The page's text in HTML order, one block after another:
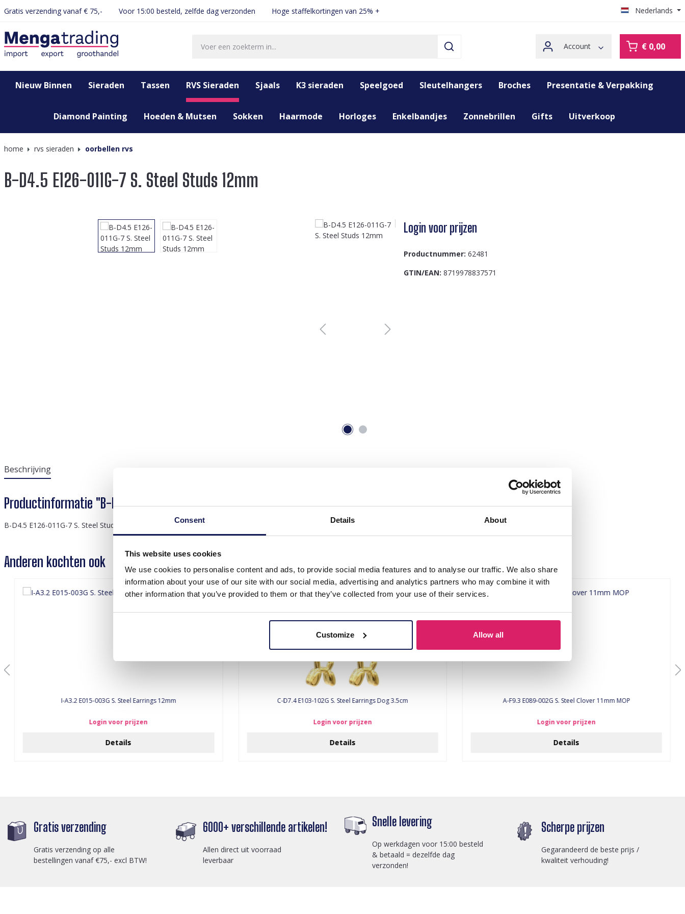
Consent Details About
This website uses cookies
We use cookies to personalise content and ads, to provide social media features and to analyse our traffic. We also share
information about your use of our site with our social media, advertising and analytics partners who may combine it with
other information that you’ve provided to them or that they’ve collected from your use of their services.
Customize Allow all
Ga naar de hoofdnavigatie
Gratis verzending vanaf € 75,- Voor 15:00 besteld, zelfde dag verzonden Hoge staffelkortingen van 25% + Nederlands
Account € 0,00
Nieuw Binnen Sieraden Tassen RVS Sieraden Sjaals K3 sieraden Speelgoed Sleutelhangers Broches Presentatie & Verpakking
Diamond Painting Hoeden & Mutsen Sokken Haarmode Horloges Enkelbandjes Zonnebrillen Gifts Uitverkoop
home rvs sieraden oorbellen rvs
B-D4.5 E126-011G-7 S. Steel Studs 12mm
Login voor prijzen
Productnummer: 62481
GTIN/EAN: 8719978837571
Beschrijving
Productinformatie "B-D4.5 E126-011G-7 S. Steel Studs 12mm"
B-D4.5 E126-011G-7 S. Steel Studs 12mm
Anderen kochten ook
I-A3.2 E015-003G S. Steel Earrings 12mm
Login voor prijzen
Details
C-D7.4 E103-102G S. Steel Earrings Dog 3.5cm
Login voor prijzen
Details
A-F9.3 E089-002G S. Steel Clover 11mm MOP
Login voor prijzen
Details
Gratis verzending
Gratis verzending op alle
bestellingen vanaf €75,- excl BTW!
6000+ verschillende artikelen!
Allen direct uit voorraad
leverbaar
Snelle levering
Op werkdagen voor 15:00 besteld
& betaald = dezelfde dag
verzonden!
Scherpe prijzen
Gegarandeerd de beste prijs /
kwaliteit verhouding!